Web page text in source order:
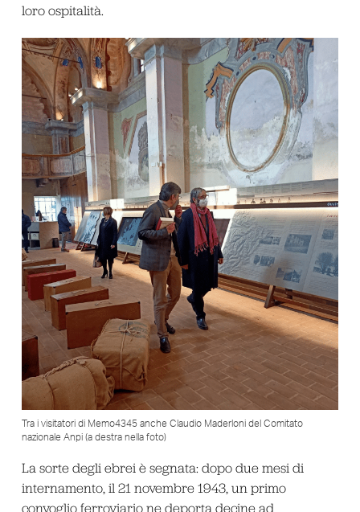
loro ospitalità.
Tra i visitatori di Memo4345 anche Claudio Maderloni del Comitato
nazionale Anpi (a destra nella foto)
La sorte degli ebrei è segnata: dopo due mesi di
internamento, il 21 novembre 1943, un primo
convoglio ferroviario ne deporta decine ad